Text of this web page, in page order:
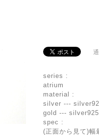
series :
atrium
material :
silver ---
gold ---
spec :
(正面から見て)